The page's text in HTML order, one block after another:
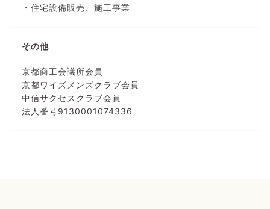
・住宅設備販売、施工事業
その他
京都商工会議所会員
京都ワイズメンズクラブ会員
中信サクセスクラブ会員
法人番号9130001074336